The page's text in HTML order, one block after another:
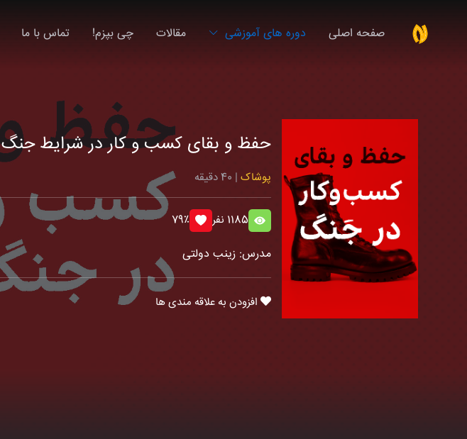
صفحه اصلی دوره های آموزشی مقالات چی بپزم! تماس با ما
حفظ و بقای کسب و کار در شرایط جنگ
پوشاک | 40 دقیقه
1185 نفر 79٪
مدرس: زینب دولتی
افزودن به علاقه مندی ها